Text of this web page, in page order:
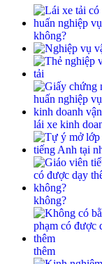
không?
lái xe kinh
không?
thêm